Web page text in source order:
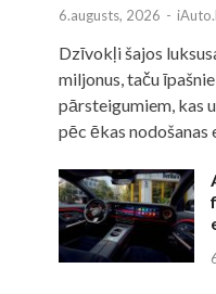
6.augusts, 2026 -
Dzīvokļi šajos
miljonus, taču
pārsteigumiem, kas
pēc ēkas